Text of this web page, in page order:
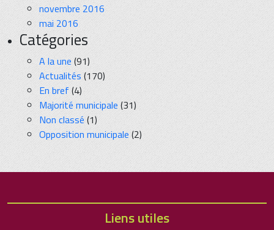
novembre 2016
mai 2016
Catégories
A la une (91)
Actualités (170)
En bref (4)
Majorité municipale (31)
Non classé (1)
Opposition municipale (2)
Liens utiles